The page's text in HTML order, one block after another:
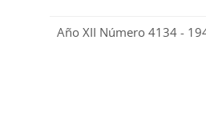
Año XII Número 4134 -